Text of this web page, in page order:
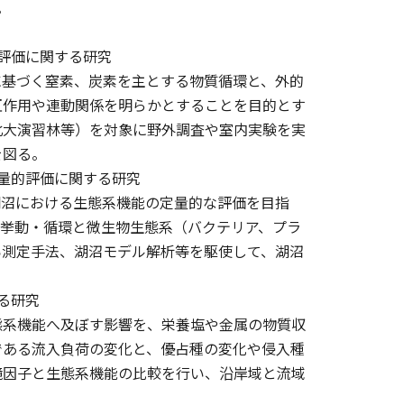
価に関する研究
づく窒素、炭素を主とする物質循環と、外的
用や連動関係を明らかとすることを目的とす
演習林等）を対象に野外調査や室内実験を実
る。
的評価に関する研究
における生態系機能の定量的な評価を目指
動・循環と微生物生態系（バクテリア、プラ
定手法、湖沼モデル解析等を駆使して、湖沼
研究
機能へ及ぼす影響を、栄養塩や金属の物質収
る流入負荷の変化と、優占種の変化や侵入種
子と生態系機能の比較を行い、沿岸域と流域